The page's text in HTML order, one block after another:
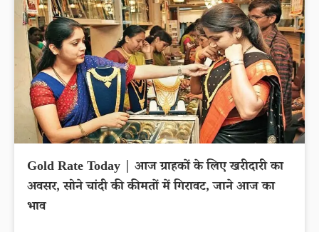
Gold Rate Today | आज ग्राहकों के लिए खरीदारी का
अवसर, सोने चांदी की कीमतों में गिरावट, जाने आज का
भाव